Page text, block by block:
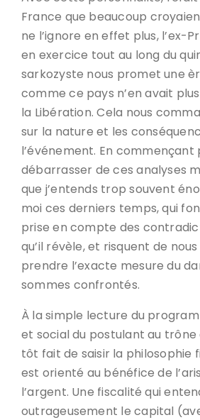
France que beaucoup
ne l’ignore en effet plus, l’ex-
en exercice tout au long du
sarkozyste nous promet une
comme ce pays n’en avait
la Libération. Cela nous
sur la nature et les
l’événement. En commençant
débarrasser de ces analyses
que j’entends trop souvent
moi ces derniers temps, qui
prise en compte des
qu’il révèle, et risquent de
prendre l’exacte mesure du
sommes confrontés.
À la simple lecture du
et social du postulant au trône
tôt fait de saisir la philosophie
est orienté au bénéfice de
l’argent. Une fiscalité qui
outrageusement le capital